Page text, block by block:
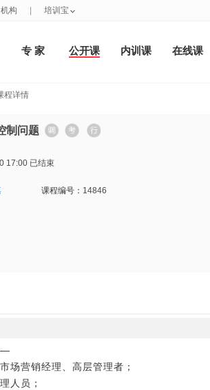
专 家 公开课 内训课 在线课
程详情
制问题
17:00 已结束
课程编号： 14846
场营销经理、高层管理者；
人员；
机构 培训宝